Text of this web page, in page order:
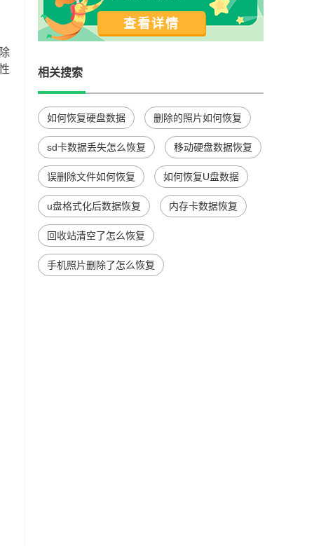
查看详情
相关搜索
如何恢复硬盘数据 删除的照片如何恢复
sd卡数据丢失怎么恢复 移动硬盘数据恢复
误删除文件如何恢复 如何恢复U盘数据
u盘格式化后数据恢复 内存卡数据恢复
回收站清空了怎么恢复
手机照片删除了怎么恢复